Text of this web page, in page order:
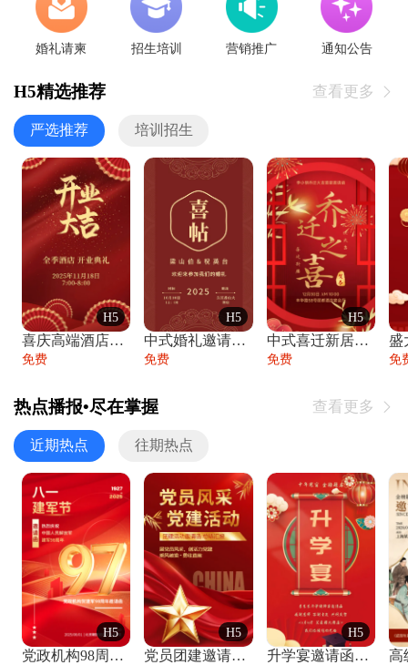
婚礼请柬 招生培训 营销推广 通知公告
H5精选推荐 查看更多 
严选推荐 培训招生
H5
喜庆高端酒店开业大吉邀请函
免费
H5
中式婚礼邀请函中国风传统复古婚礼请柬请帖
免费
H5
中式喜迁新居乔迁之喜邀请函宴会请帖
免费 免
热点播报•尽在掌握 查看更多 
近期热点 往期热点
H5
党政机构98周年八一建军节庆祝晚会活动邀
H5
党员团建邀请函党建活动风采党会工作汇报总
H5
升学宴邀请函喜报金榜题名高端谢师宴邀请函